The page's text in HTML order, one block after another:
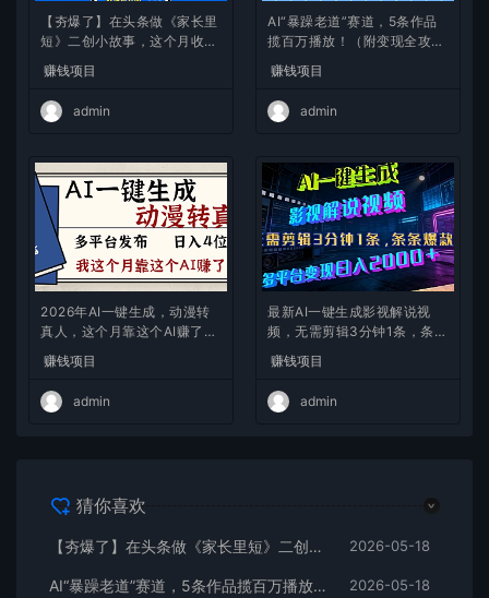
【夯爆了】在头条做《家长里
短》二创小故事，这个月收益
2w+
赚钱项目
admin
AI“暴躁老道”赛道，5条作品
揽百万播放！（附变现全攻
略）
赚钱项目
admin
2026年AI一键生成，动漫转
真人，这个月靠这个AI赚了2
赚钱项目
admin
最新AI一键生成影视解说视
频，无需剪辑3分钟1条，条条
+
赚钱项目
admin
猜你喜欢
【夯爆了】在头条做《家长里短》二创小故事，这个月收益2w+ 2026-05-18
AI“暴躁老道”赛道，5条作品揽百万播放！（附变现全攻略） 2026-05-18